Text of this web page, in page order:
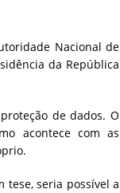
Nacional de
da República
de dados. O
acontece com as
tese, seria possível a